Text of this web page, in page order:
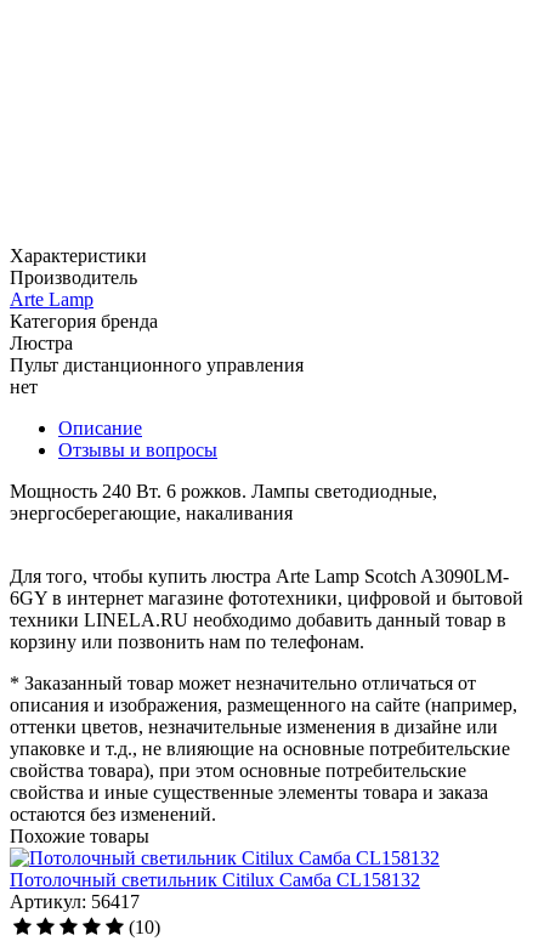
Характеристики
Производитель
Arte Lamp
Категория бренда
Люстра
Пульт дистанционного управления
нет
Описание
Отзывы и вопросы
Мощность 240 Вт. 6 рожков. Лампы светодиодные,
энергосберегающие, накаливания
Для того, чтобы купить люстра Arte Lamp Scotch A3090LM-
6GY в интернет магазине фототехники, цифровой и бытовой
техники LINELA.RU необходимо добавить данный товар в
корзину или позвонить нам по телефонам.
* Заказанный товар может незначительно отличаться от
описания и изображения, размещенного на сайте (например,
оттенки цветов, незначительные изменения в дизайне или
упаковке и т.д., не влияющие на основные потребительские
свойства товара), при этом основные потребительские
свойства и иные существенные элементы товара и заказа
остаются без изменений.
Похожие товары
Потолочный светильник Citilux Самба CL158132
Артикул: 56417
(10)